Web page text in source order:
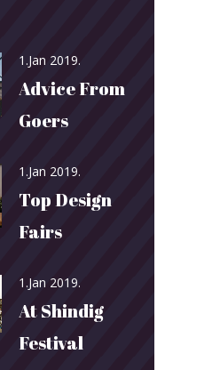
1.Jan 2019.
Advice From
Goers
1.Jan 2019.
Top Design
Fairs
1.Jan 2019.
At Shindig
Festival